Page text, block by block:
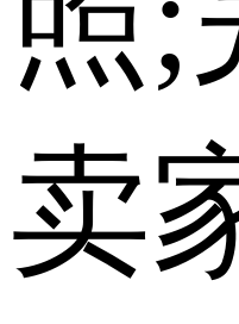
卖